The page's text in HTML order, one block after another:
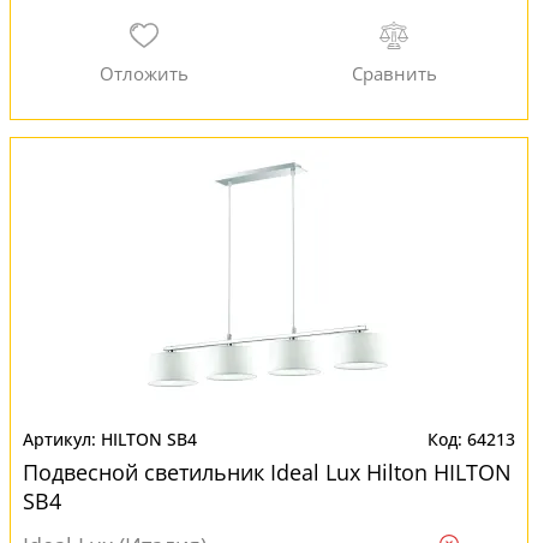
HILTON SB4 64213
Подвесной светильник Ideal Lux Hilton HILTON
SB4